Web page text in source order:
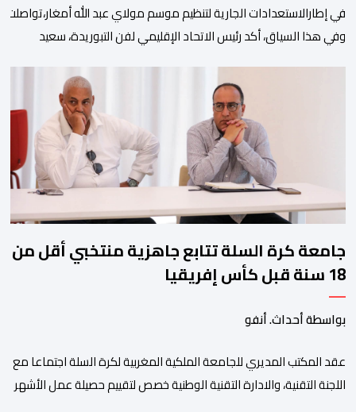
في إطارالاستعدادات الجارية لتنظيم موسم مولاي عبد الله
وفي هذا السياق، أكد رئيس الاتحاد الإقليمي لفن التبوريدة، سعيد
ولم تخل هذه الدورة من مؤشرات إيجابية على مستوى تنوعالمشاركة،
وتبرز هذه الأرقام الحجم الكبير الذي باتت تعرفه تظاهرةالتبوريدة
ومن المرتقب أن تعرف فعاليات الموسم إقبالا جماهيريا
واسعا،في ظل الشغف الكبير الذي يحظى به فن التبوريدة، باعتبارهأحد
جامعة كرة السلة تتابع جاهزية منتخبي أقل من
18 سنة قبل كأس إفريقيا
بواسطة أحداث. أنفو
عقد المكتب المديري للجامعة الملكية المغربية لكرة السلة اجتماعا مع
اللجنة التقنية، والادارة التقنية الوطنية خصص لتقييم حصيلة عمل الأشهر